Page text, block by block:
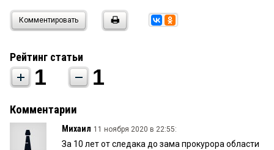
Комментировать
Рейтинг статьи
1 1
Комментарии
Михаил 11 ноября 2020 в 22:55:
За 10 лет от следака до зама прокурора области